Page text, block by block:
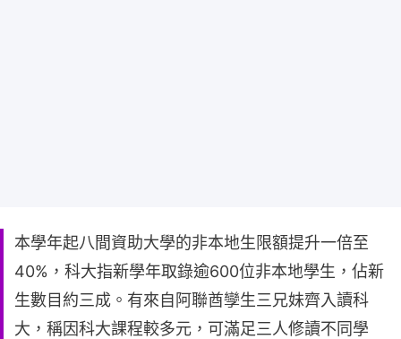
本學年起八間資助大學的非本地生限額提升一倍至
40%，科大指新學年取錄逾600位非本地學生，佔新
生數目約三成。有來自阿聯酋孿生三兄妹齊入讀科
大，稱因科大課程較多元，可滿足三人修讀不同學